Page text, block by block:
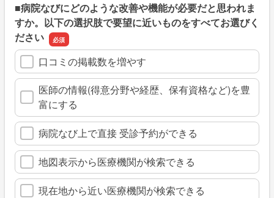
■病院なびにどのような改善や機能が必要だと思われま
すか。以下の選択肢で要望に近いものをすべてお選びく
ださい
口コミの掲載数を増やす
医師の情報(得意分野や経歴、保有資格など)を豊
富にする
病院なび上で直接 受診予約ができる
地図表示から医療機関が検索できる
現在地から近い医療機関が検索できる